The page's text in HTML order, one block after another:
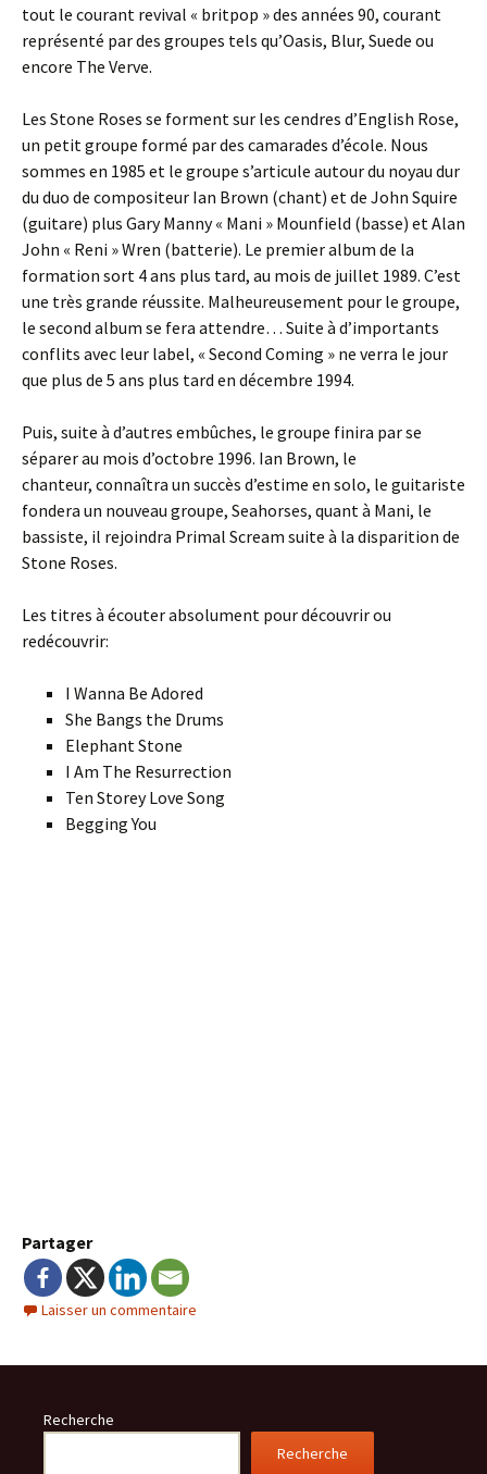
tout le courant revival « britpop » des années 90, courant
représenté par des groupes tels qu’Oasis, Blur, Suede ou
encore The Verve.
Les Stone Roses se forment sur les cendres d’English Rose,
un petit groupe formé par des camarades d’école. Nous
sommes en 1985 et le groupe s’articule autour du noyau dur
du duo de compositeur Ian Brown (chant) et de John Squire
(guitare) plus Gary Manny « Mani » Mounfield (basse) et Alan
John « Reni » Wren (batterie). Le premier album de la
formation sort 4 ans plus tard, au mois de juillet 1989. C’est
une très grande réussite. Malheureusement pour le groupe,
le second album se fera attendre… Suite à d’importants
conflits avec leur label, « Second Coming » ne verra le jour
que plus de 5 ans plus tard en décembre 1994.
Puis, suite à d’autres embûches, le groupe finira par se
séparer au mois d’octobre 1996. Ian Brown, le
chanteur, connaîtra un succès d’estime en solo, le guitariste
fondera un nouveau groupe, Seahorses, quant à Mani, le
bassiste, il rejoindra Primal Scream suite à la disparition de
Stone Roses.
Les titres à écouter absolument pour découvrir ou
redécouvrir:
I Wanna Be Adored
She Bangs the Drums
Elephant Stone
I Am The Resurrection
Ten Storey Love Song
Begging You
Partager
Laisser un commentaire
Recherche
Recherche